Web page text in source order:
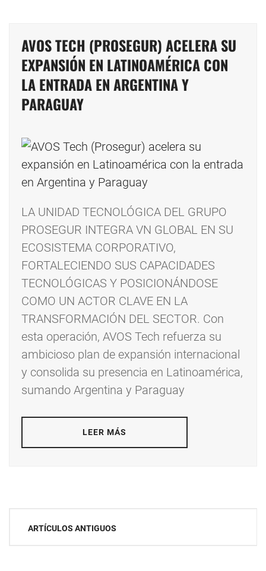
AVOS TECH (PROSEGUR) ACELERA SU
EXPANSIÓN EN LATINOAMÉRICA CON
LA ENTRADA EN ARGENTINA Y
PARAGUAY
LA UNIDAD TECNOLÓGICA DEL GRUPO
PROSEGUR INTEGRA VN GLOBAL EN SU
ECOSISTEMA CORPORATIVO,
FORTALECIENDO SUS CAPACIDADES
TECNOLÓGICAS Y POSICIONÁNDOSE
COMO UN ACTOR CLAVE EN LA
TRANSFORMACIÓN DEL SECTOR. Con
esta operación, AVOS Tech refuerza su
ambicioso plan de expansión internacional
y consolida su presencia en Latinoamérica,
sumando Argentina y Paraguay
LEER MÁS
Navegación
ARTÍCULOS ANTIGUOS